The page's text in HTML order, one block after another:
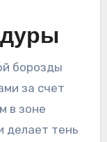
борозды
за счет
в зоне
делает тень